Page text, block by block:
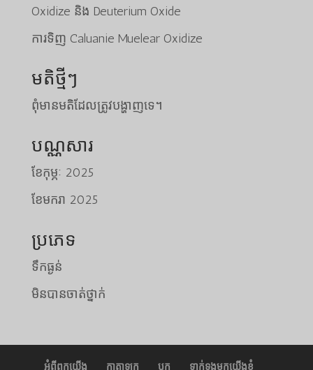
Oxidize និង Deuterium Oxide
ការទិញ Caluanie Muelear Oxidize
មតិថ្មីៗ
ពុំមានមតិដែលត្រូវបង្ហាញទេ។
បណ្ណសារ
ខែ​កុម្ភៈ 2025
ខែ​មករា 2025
ប្រភេទ
ទឹកធ្ងន់
មិនបានចាត់ថ្នាក់
អំពីពួកយើង កាតាឡុក ប្លុក ទាក់ទងមកយើងខ្ញុំ
简体中文
Deutsch